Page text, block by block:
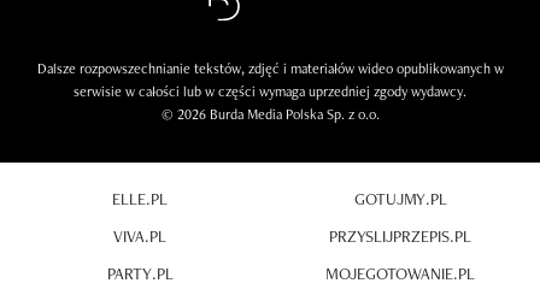
Dalsze rozpowszechnianie tekstów, zdjęć i materiałów wideo opublikowanych w
serwisie w całości lub w części wymaga uprzedniej zgody wydawcy.
© 2026 Burda Media Polska Sp. z o.o.
ELLE.PL
VIVA.PL
PARTY.PL
GOTUJMY.PL
PRZYSLIJPRZEPIS.PL
MOJEGOTOWANIE.PL